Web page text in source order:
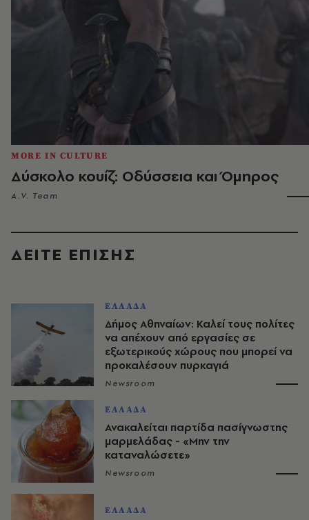
MORE IN CULTURE
Δύσκολο κουίζ: Οδύσσεια και Όμηρος
A.V. Team
ΔΕΙΤΕ ΕΠΙΣΗΣ
ΕΛΛΑΔΑ
Δήμος Αθηναίων: Καλεί τους πολίτες
να απέχουν από εργασίες σε
εξωτερικούς χώρους που μπορεί να
προκαλέσουν πυρκαγιά
Newsroom
ΕΛΛΑΔΑ
Ανακαλείται παρτίδα πασίγνωστης
μαρμελάδας - «Μην την
καταναλώσετε»
Newsroom
ΕΛΛΑΔΑ